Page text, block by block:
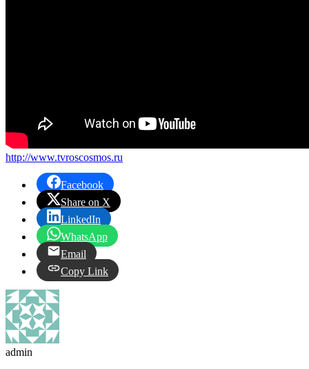
http://www.tvroscosmos.ru
Facebook
Share on X
LinkedIn
WhatsApp
Email
Copy Link
admin